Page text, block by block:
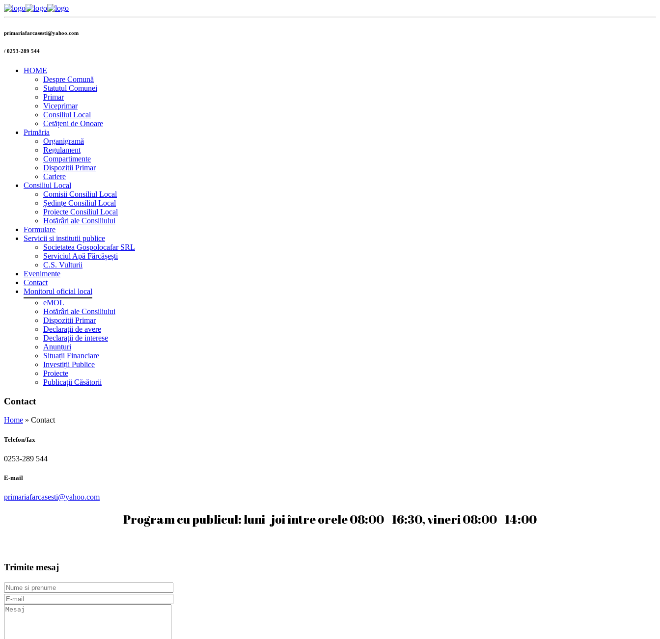
primariafarcasesti@yahoo.com
/ 0253-289 544
HOME
Despre Comună
Statutul Comunei
Primar
Viceprimar
Consiliul Local
Cetățeni de Onoare
Primăria
Organigramă
Regulament
Compartimente
Dispozitii Primar
Cariere
Consiliul Local
Comisii Consiliul Local
Ședințe Consiliul Local
Proiecte Consiliul Local
Hotărâri ale Consiliului
Formulare
Servicii si institutii publice
Societatea Gospolocafar SRL
Serviciul Apă Fărcășești
C.S. Vulturii
Evenimente
Contact
Monitorul oficial local
eMOL
Hotărâri ale Consiliului
Dispozitii Primar
Declarații de avere
Declarații de interese
Anunțuri
Situații Financiare
Investiții Publice
Proiecte
Publicații Căsătorii
Contact
Home » Contact
Telefon/fax
0253-289 544
E-mail
primariafarcasesti@yahoo.com
Program cu publicul: luni -joi între orele 08:00 - 16:30, vineri 08:00 - 14:00
Trimite mesaj